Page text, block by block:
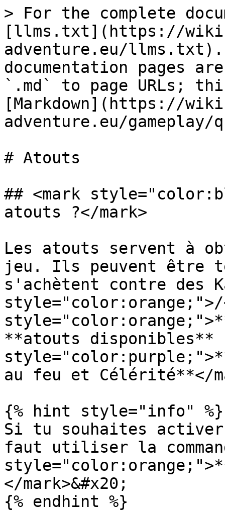
> For the complete
[llms.txt](https://
adventure.eu/llms.txt).
documentation pages
`.md` to page URLs;
[Markdown](https://
adventure.eu/
# Atouts
## <mark
atouts ?</mark>
Les atouts servent à
jeu. Ils peuvent être
s'achètent contre des
style="color:orange;">/
**atouts disponibles**
au feu et Célérité**</
{% hint style="info" %}
Si tu souhaites
faut utiliser la
</mark>&#x20;
{% endhint %}